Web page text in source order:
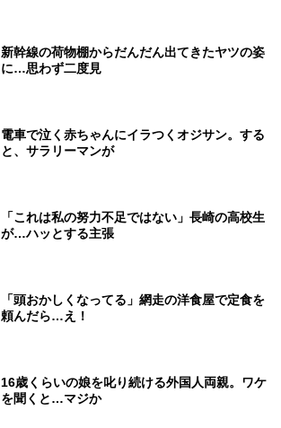
新幹線の荷物棚からだんだん出てきたヤツの姿
に…思わず二度見
電車で泣く赤ちゃんにイラつくオジサン。する
と、サラリーマンが
「これは私の努力不足ではない」長崎の高校生
が…ハッとする主張
「頭おかしくなってる」網走の洋食屋で定食を
頼んだら…え！
16歳くらいの娘を叱り続ける外国人両親。ワケ
を聞くと…マジか